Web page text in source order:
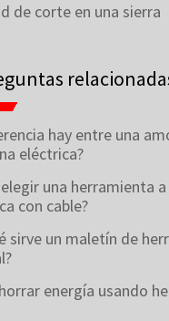
de corte en una sierra
hay entre una
eléctrica?
elegir una herramienta
con cable?
sirve un maletín de
energía usando